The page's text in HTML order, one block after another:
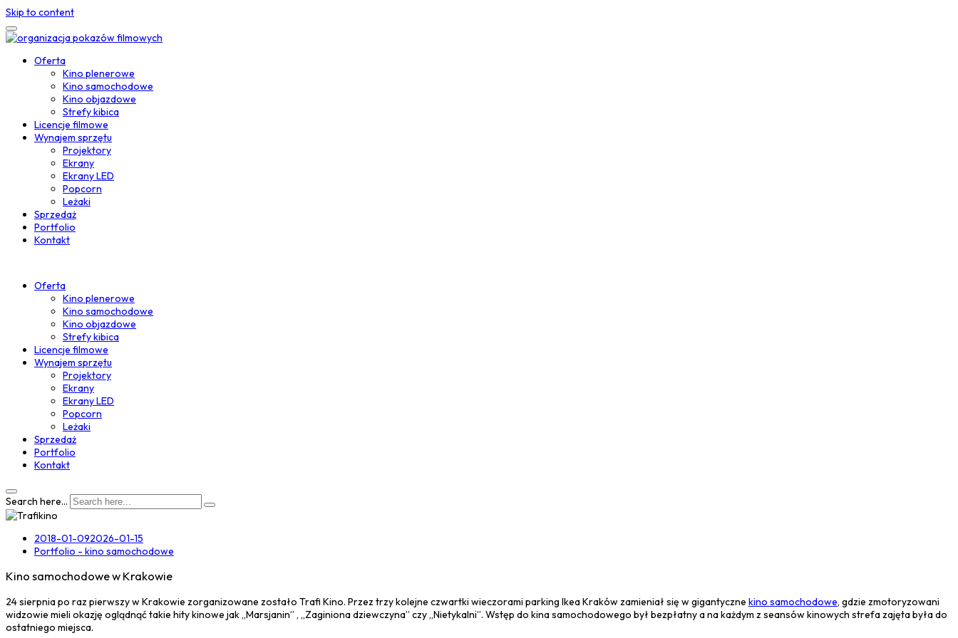
Skip to content
Oferta
Kino plenerowe
Kino samochodowe
Kino objazdowe
Strefy kibica
Licencje filmowe
Wynajem sprzętu
Projektory
Ekrany
Ekrany LED
Popcorn
Leżaki
Sprzedaż
Portfolio
Kontakt
Oferta
Kino plenerowe
Kino samochodowe
Kino objazdowe
Strefy kibica
Licencje filmowe
Wynajem sprzętu
Projektory
Ekrany
Ekrany LED
Popcorn
Leżaki
Sprzedaż
Portfolio
Kontakt
Search here...
2018-01-092026-01-15
Portfolio - kino samochodowe
Kino samochodowe w Krakowie
24 sierpnia po raz pierwszy w Krakowie zorganizowane zostało Trafi Kino. Przez trzy kolejne czwartki wieczorami parking Ikea Kraków zamieniał się w gigantyczne kino samochodowe, gdzie zmotoryzowani
widzowie mieli okazję oglądnąć takie hity kinowe jak „Marsjanin” , „Zaginiona dziewczyna” czy „Nietykalni”. Wstęp do kina samochodowego był bezpłatny a na każdym z seansów kinowych strefa zajęta była do
ostatniego miejsca.